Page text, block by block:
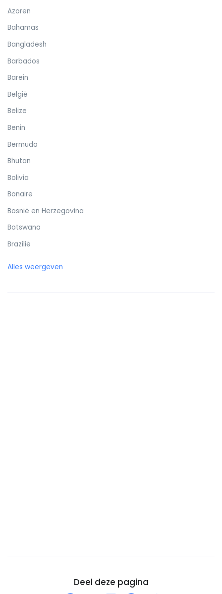
Azoren
Bahamas
Bangladesh
Barbados
Barein
België
Belize
Benin
Bermuda
Bhutan
Bolivia
Bonaire
Bosnië en Herzegovina
Botswana
Brazilië
Bulgarije
Alles weergeven
Deel deze pagina